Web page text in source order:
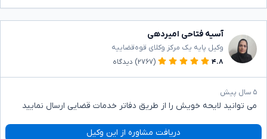
آسیه فتاحی امیردهی
وکیل پایه یک مرکز وکلای قوه‌قضاییه
۴.۸
(۲۷۶۷) دیدگاه
۵ سال پیش
می توانید لایحه خویش را از طریق دفاتر خدمات قضایی ارسال نمایید
دریافت مشاوره از این وکیل